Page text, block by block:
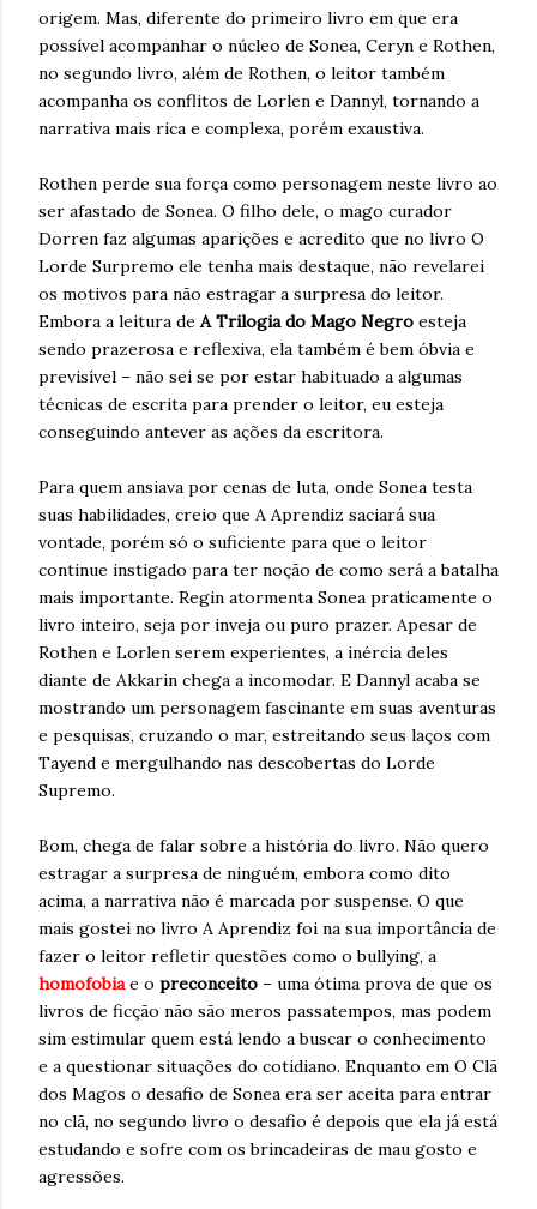
origem. Mas, diferente do primeiro livro em que era
possível acompanhar o núcleo de Sonea, Ceryn e Rothen,
no segundo livro, além de Rothen, o leitor também
acompanha os conflitos de Lorlen e Dannyl, tornando a
narrativa mais rica e complexa, porém exaustiva.
Rothen perde sua força como personagem neste livro ao
ser afastado de Sonea. O filho dele, o mago curador
Dorren faz algumas aparições e acredito que no livro O
Lorde Surpremo ele tenha mais destaque, não revelarei
os motivos para não estragar a surpresa do leitor.
Embora a leitura de A Trilogia do Mago Negro esteja
sendo prazerosa e reflexiva, ela também é bem óbvia e
previsível – não sei se por estar habituado a algumas
técnicas de escrita para prender o leitor, eu esteja
conseguindo antever as ações da escritora.
Para quem ansiava por cenas de luta, onde Sonea testa
suas habilidades, creio que A Aprendiz saciará sua
vontade, porém só o suficiente para que o leitor
continue instigado para ter noção de como será a batalha
mais importante. Regin atormenta Sonea praticamente o
livro inteiro, seja por inveja ou puro prazer. Apesar de
Rothen e Lorlen serem experientes, a inércia deles
diante de Akkarin chega a incomodar. E Dannyl acaba se
mostrando um personagem fascinante em suas aventuras
e pesquisas, cruzando o mar, estreitando seus laços com
Tayend e mergulhando nas descobertas do Lorde
Supremo.
Bom, chega de falar sobre a história do livro. Não quero
estragar a surpresa de ninguém, embora como dito
acima, a narrativa não é marcada por suspense. O que
mais gostei no livro A Aprendiz foi na sua importância de
fazer o leitor refletir questões como o bullying, a
homofobiae o preconceito – uma ótima prova de que os
livros de ficção não são meros passatempos, mas podem
sim estimular quem está lendo a buscar o conhecimento
e a questionar situações do cotidiano. Enquanto em O Clã
dos Magos o desafio de Sonea era ser aceita para entrar
no clã, no segundo livro o desafio é depois que ela já está
estudando e sofre com os brincadeiras de mau gosto e
agressões.